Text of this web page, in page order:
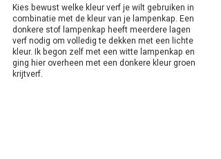
Kies bewust welke kleur verf je wilt gebruiken in
combinatie met de kleur van je lampenkap. Een
donkere stof lampenkap heeft meerdere lagen
verf nodig om volledig te dekken met een lichte
kleur. Ik begon zelf met een witte lampenkap en
ging hier overheen met een donkere kleur groen
krijtverf.